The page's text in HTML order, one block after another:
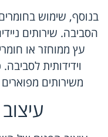
בנוסף, שימוש
הסביבה. שירותים
עץ ממוחזר או
וידידותית
משירותים